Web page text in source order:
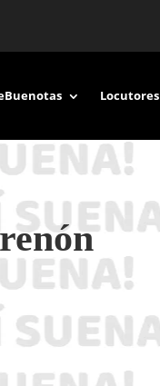
Locutores